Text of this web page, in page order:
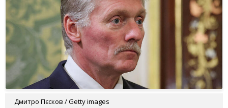
Дмитро Пєсков / Getty images